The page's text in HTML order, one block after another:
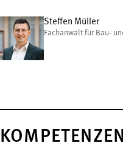
Steffen Müller
Fachanwalt für Bau-
KOMPETENZEN